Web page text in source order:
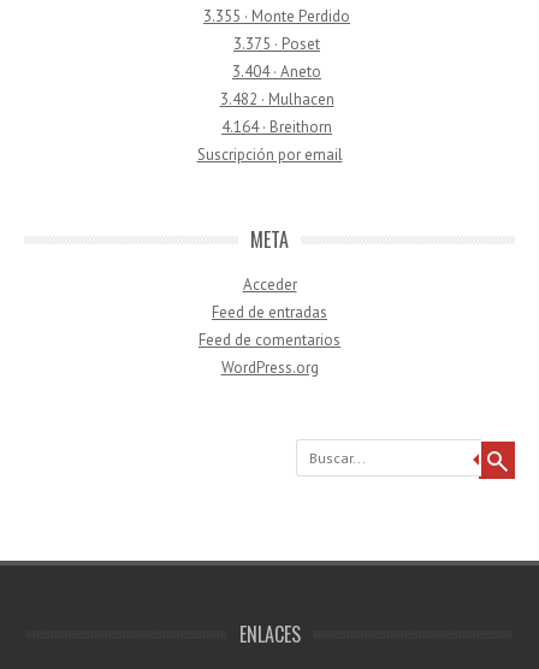
3.355 · Monte Perdido
3.375 · Poset
3.404 · Aneto
3.482 · Mulhacen
4.164 · Breithorn
Suscripción por email
META
Acceder
Feed de entradas
Feed de comentarios
WordPress.org
Buscar
ENLACES